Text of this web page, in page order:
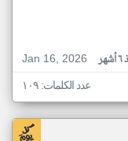
Jan 16, 2026
عدد الكلمات: ١٠٩